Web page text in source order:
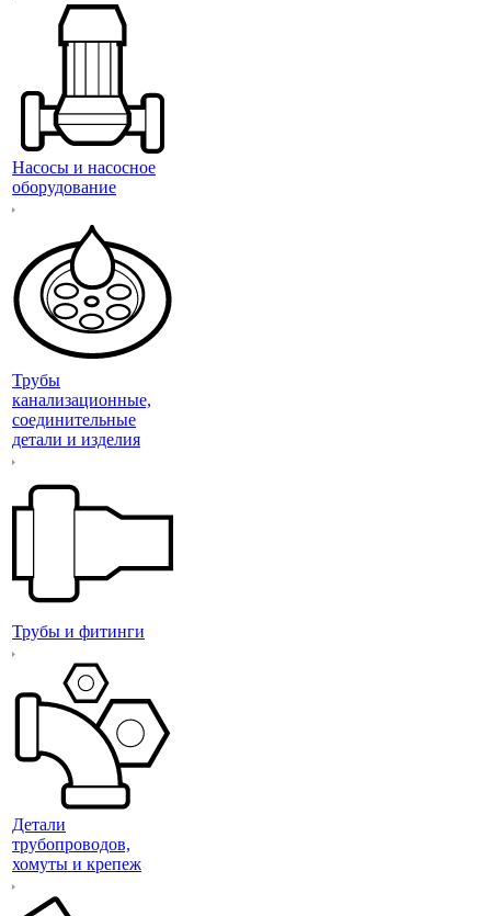
Насосы и насосное
оборудование
Трубы
канализационные,
соединительные
детали и изделия
Трубы и фитинги
Детали
трубопроводов,
хомуты и крепеж